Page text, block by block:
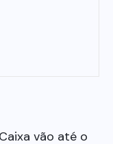
vão até o